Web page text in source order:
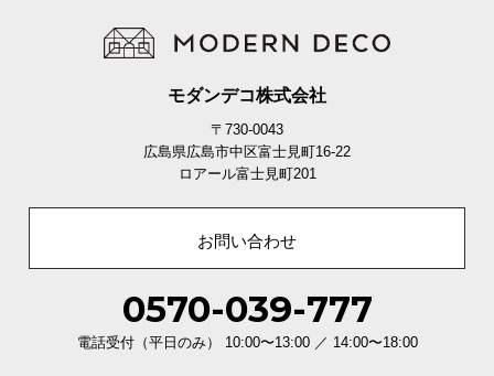
深く腰掛けられる奥行
座面の奥行は約41㎝。深く腰掛けることができるた
モダンデコ株式会社
〒730-0043
広島県広島市中区富士見町16-22
ロアール富士見町201
お問い合わせ
0570-039-777
電話受付（平日のみ） 10:00〜13:00 ／ 14:00〜18:00